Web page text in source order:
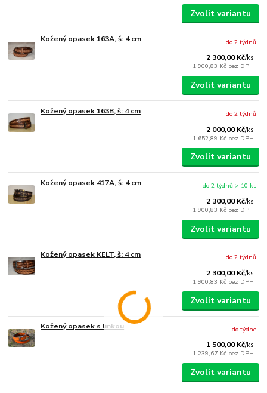
Zvolit variantu
Kožený opasek 163A, š: 4 cm
2 300,00 Kč/ks
1 900,83 Kč bez DPH
do 2 týdnů
Zvolit variantu
Kožený opasek 163B, š: 4 cm
2 000,00 Kč/ks
1 652,89 Kč bez DPH
do 2 týdnů
Zvolit variantu
Kožený opasek 417A, š: 4 cm
2 300,00 Kč/ks
1 900,83 Kč bez DPH
do 2 týdnů > 10 ks
Zvolit variantu
Kožený opasek KELT, š: 4 cm
2 300,00 Kč/ks
1 900,83 Kč bez DPH
do 2 týdnů
Zvolit variantu
Kožený opasek s linkou
1 500,00 Kč/ks
1 239,67 Kč bez DPH
do týdne
Zvolit variantu